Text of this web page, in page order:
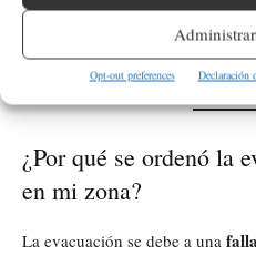
Opt-out preferences Declaración
La instrucción oficial se
si se
Nivel 3.
¿Por qué se ordenó la
en mi zona?
La evacuación se debe a una